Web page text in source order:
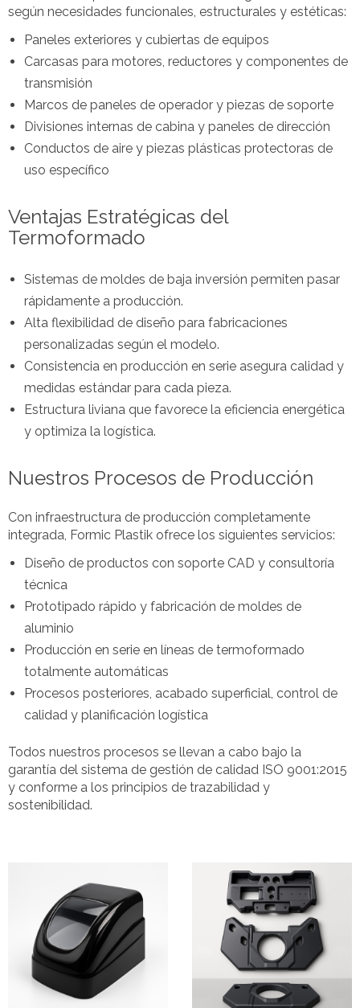
según necesidades funcionales, estructurales y estéticas:
Paneles exteriores y cubiertas de equipos
Carcasas para motores, reductores y componentes de
transmisión
Marcos de paneles de operador y piezas de soporte
Divisiones internas de cabina y paneles de dirección
Conductos de aire y piezas plásticas protectoras de
uso específico
Ventajas Estratégicas del
Termoformado
Sistemas de moldes de baja inversión permiten pasar
rápidamente a producción.
Alta flexibilidad de diseño para fabricaciones
personalizadas según el modelo.
Consistencia en producción en serie asegura calidad y
medidas estándar para cada pieza.
Estructura liviana que favorece la eficiencia energética
y optimiza la logística.
Nuestros Procesos de Producción
Con infraestructura de producción completamente
integrada, Formic Plastik ofrece los siguientes servicios:
Diseño de productos con soporte CAD y consultoría
técnica
Prototipado rápido y fabricación de moldes de
aluminio
Producción en serie en líneas de termoformado
totalmente automáticas
Procesos posteriores, acabado superficial, control de
calidad y planificación logística
Todos nuestros procesos se llevan a cabo bajo la
garantía del sistema de gestión de calidad ISO 9001:2015
y conforme a los principios de trazabilidad y
sostenibilidad.